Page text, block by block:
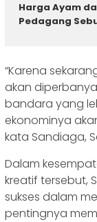
Harga Ayam
Pedagang
“Karena
akan
bandara yang
ekonominya
kata Sandiaga,
Dalam
kreatif tersebut,
sukses dalam
pentingnya